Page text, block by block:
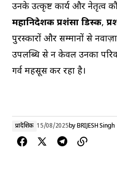
उनके उत्कृष्ट कार्य और नेतृत्व
महानिदेशक प्रशंसा डिस्क,
पुरस्कारों और सम्मानों से
उपलब्धि से न केवल उनका
गर्व महसूस कर रहा है।
प्रादेशिक 15/08/2025byBRIJESH Singh